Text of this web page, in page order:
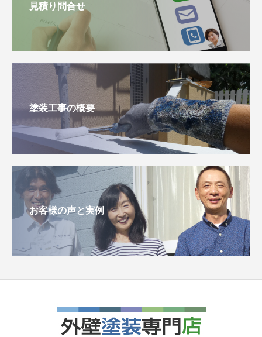
見積り問合せ
塗装工事の概要
お客様の声と実例